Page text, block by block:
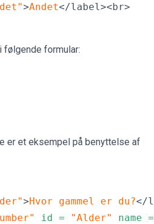
>Andet</label><br>
formular:
er et eksempel på benyttelse af
>Hvor gammel er du?</
id = "Alder" name =